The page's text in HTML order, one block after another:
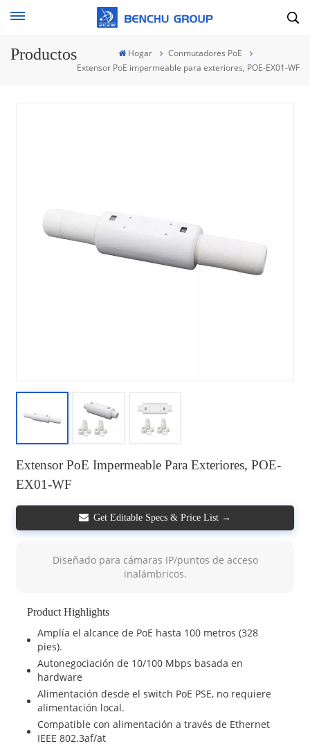
Productos Hogar
Conmutadores PoE
Extensor PoE impermeable para exteriores, POE-EX01-WF
Extensor PoE Impermeable Para Exteriores, POE-
EX01-WF
Get Editable Specs & Price List →
Diseñado para cámaras IP/puntos de acceso
inalámbricos.
Product Highlights
Amplía el alcance de PoE hasta 100 metros (328
pies).
Autonegociación de 10/100 Mbps basada en
hardware
Alimentación desde el switch PoE PSE, no requiere
alimentación local.
Compatible con alimentación a través de Ethernet
IEEE 802.3af/at